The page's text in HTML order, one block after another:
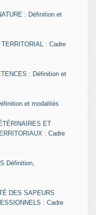
: Définition et
: Cadre
: Définition et
et modalités
ET
: Cadre
Définition,
DES SAPEURS
: Cadre